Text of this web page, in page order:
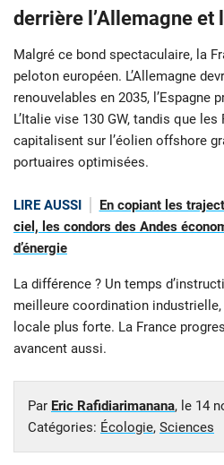
derrière l’Allemagne et
Malgré ce bond spectaculaire, la
peloton européen. L’Allemagne
renouvelables en 2035, l’Espagne
L’Italie vise 130 GW, tandis que
capitalisent sur l’éolien offshore
portuaires optimisées.
LIRE AUSSI
En copiant les
ciel, les condors des Andes
d’énergie
La différence ? Un temps
meilleure coordination
locale plus forte. La France
avancent aussi.
Par Eric Rafidiarimanana, le 14
Catégories: Écologie, Sciences